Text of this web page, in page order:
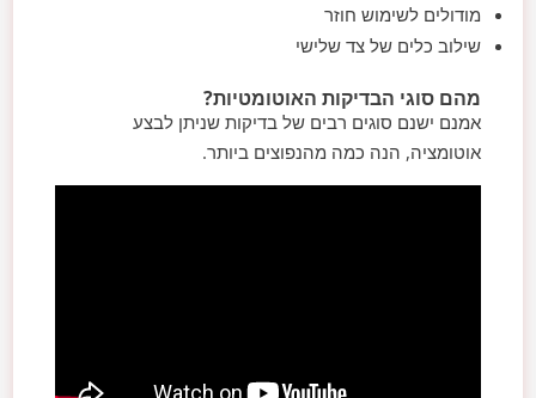
מודולים לשימוש חוזר
שילוב כלים של צד שלישי
מהם סוגי הבדיקות האוטומטיות?
אמנם ישנם סוגים רבים של בדיקות שניתן לבצע
אוטומציה, הנה כמה מהנפוצים ביותר.